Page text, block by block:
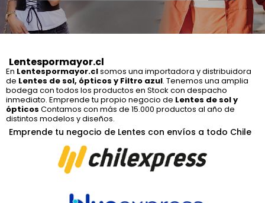
Lentespormayor.cl
En Lentespormayor.clsomos una importadora y distribuidora
de Lentes de sol, ópticos y Filtro azul. Tenemos una amplia
bodega con todos los productos en Stock con despacho
inmediato. Emprende tu propio negocio de Lentes de sol y
ópticos Contamos con más de 15.000 productos al año de
distintos modelos y diseños.
Emprende tu negocio de Lentes con envíos a todo Chile